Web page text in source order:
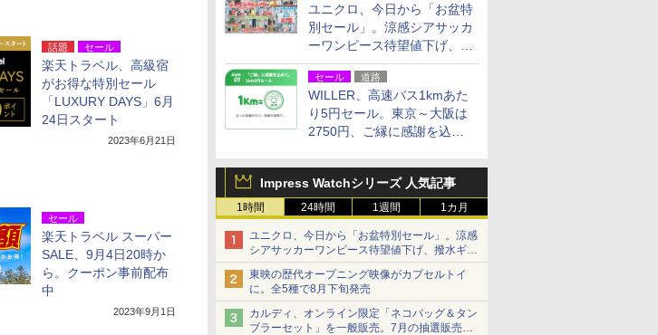
ユニクロ、今日から「お盆特
別セール」。涼感シアサッカ
ーワンピース待望値下げ、撥
水ギアショーツは1990円に
セール 道路
WILLER、高速バス1kmあた
り5円セール。東京～大阪は
2750円、ご縁に感謝を込め
Impress Watchシリーズ 人気記事
1時間 24時間 1週間 1カ月
ユニクロ、今日から「お盆特別セール」。涼感
シアサッカーワンピース待望値下げ、撥水ギア
ショーツは1990円に
東映の歴代オープニング映像がカプセルトイ
に。全5種で8月下旬発売
カルディ、オンライン限定「ネコバッグ＆タン
ブラーセット」を一般販売。7月の抽選販売の
話題 セール
楽天トラベル、高級宿
がお得な特別セール
「LUXURY DAYS」6月
24日スタート
2023年6月21日
セール
楽天トラベル スーパー
SALE、9月4日20時か
ら。クーポン事前配布
中
2023年9月1日